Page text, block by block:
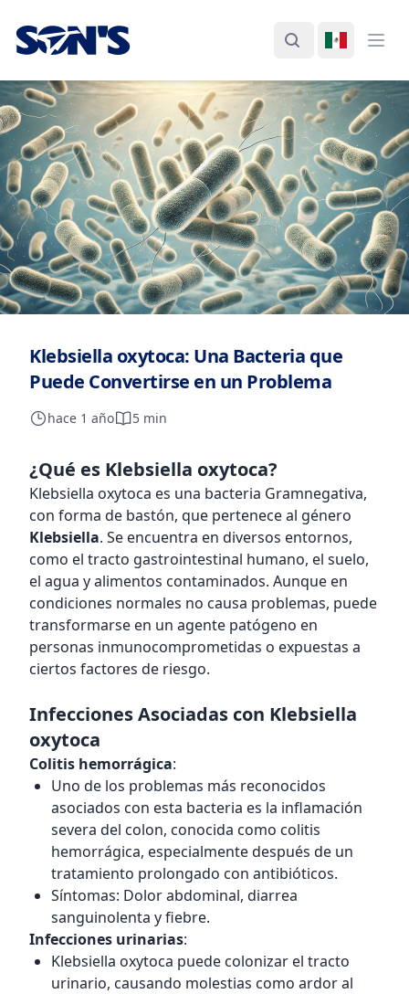
Laboratorios Química Son's
BuscarCambiar
Klebsiella oxytoca: Una Bacteria que
Puede Convertirse en un Problema
hace 1 año 5 min
¿Qué es Klebsiella oxytoca?
Klebsiella oxytoca es una bacteria Gramnegativa,
con forma de bastón, que pertenece al género
Klebsiella. Se encuentra en diversos entornos,
como el tracto gastrointestinal humano, el suelo,
el agua y alimentos contaminados. Aunque en
condiciones normales no causa problemas, puede
transformarse en un agente patógeno en
personas inmunocomprometidas o expuestas a
ciertos factores de riesgo.
Infecciones Asociadas con Klebsiella
oxytoca
Colitis hemorrágica:
Uno de los problemas más reconocidos
asociados con esta bacteria es la inflamación
severa del colon, conocida como colitis
hemorrágica, especialmente después de un
tratamiento prolongado con antibióticos.
Síntomas: Dolor abdominal, diarrea
sanguinolenta y fiebre.
Infecciones urinarias:
Klebsiella oxytoca puede colonizar el tracto
urinario, causando molestias como ardor al